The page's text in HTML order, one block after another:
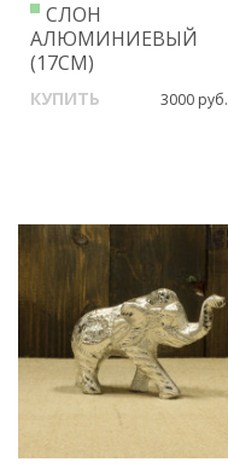
СЛОН
АЛЮМИНИЕВЫЙ
(17СМ)
КУПИТЬ 3000 руб.